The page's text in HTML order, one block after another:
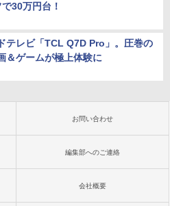
30万円台！
テレビ「TCL Q7D Pro」。圧巻の
＆ゲームが極上体験に
お問い合わせ
編集部へのご連絡
会社概要